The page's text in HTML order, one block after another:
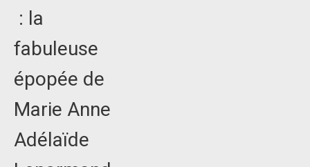
: la
fabuleuse
épopée de
Marie Anne
Adélaïde